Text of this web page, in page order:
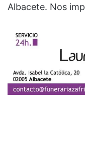
Albacete. Nos